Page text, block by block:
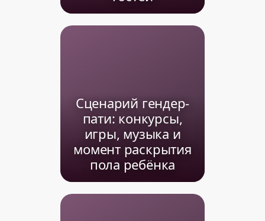
Сценарий гендер-
пати: конкурсы,
игры, музыка и
момент раскрытия
пола ребёнка